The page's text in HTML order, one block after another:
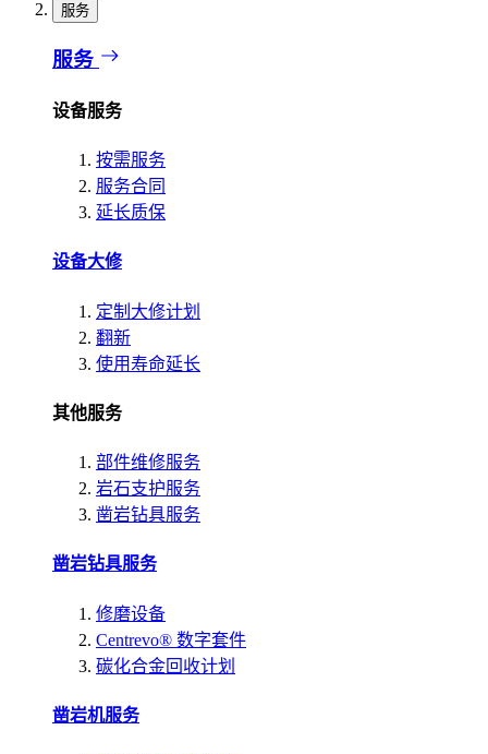
服务
服务
设备服务
按需服务
服务合同
延长质保
设备大修
定制大修计划
翻新
使用寿命延长
其他服务
部件维修服务
岩石支护服务
凿岩钻具服务
凿岩钻具服务
修磨设备
Centrevo® 数字套件
碳化合金回收计划
凿岩机服务